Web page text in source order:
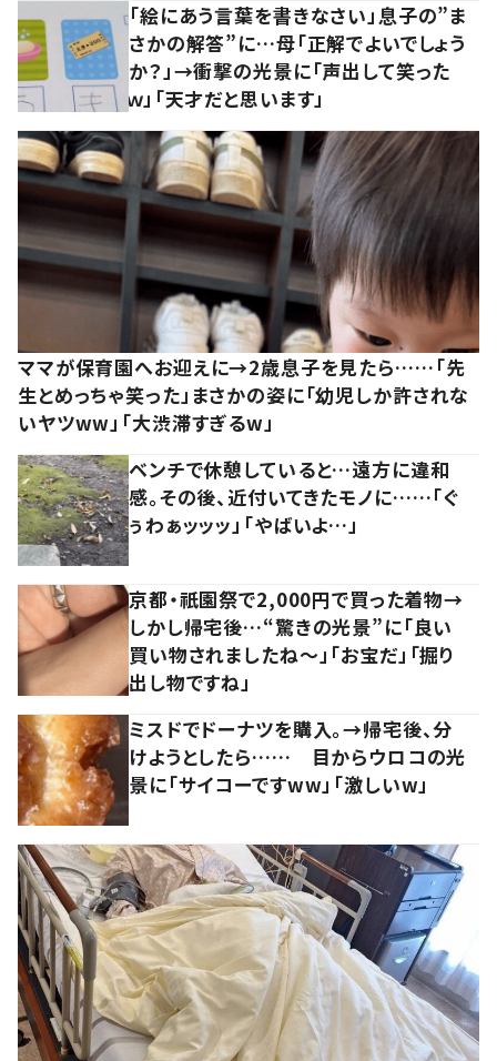
「絵にあう言葉を書きなさい」息子の”ま
さかの解答”に…母「正解でよいでしょう
か？」→衝撃の光景に「声出して笑った
ｗ」「天才だと思います」
ママが保育園へお迎えに→2歳息子を見たら……「先
生とめっちゃ笑った」まさかの姿に「幼児しか許されな
いヤツww」「大渋滞すぎるw」
ベンチで休憩していると…遠方に違和
感。その後、近付いてきたモノに……「ぐ
ぅわぁッッッ」「やばいよ…」
京都・祇園祭で2,000円で買った着物→
しかし帰宅後…“驚きの光景”に「良い
買い物されましたね～」「お宝だ」「掘り
出し物ですね」
ミスドでドーナツを購入。→帰宅後、分
けようとしたら…… 目からウロコの光
景に「サイコーですww」「激しいw」